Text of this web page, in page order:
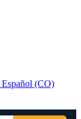
Español (CO)